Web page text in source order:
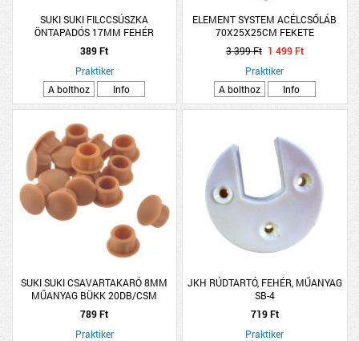
SUKI SUKI FILCCSÚSZKA
ÖNTAPADÓS 17MM FEHÉR
20DB/CSM
389 Ft
Praktiker
A bolthoz
Info
ELEMENT SYSTEM ACÉLCSŐLÁB
70X25X25CM FEKETE
3 399 Ft 1 499 Ft
Praktiker
A bolthoz
Info
SUKI SUKI CSAVARTAKARÓ 8MM
MŰANYAG BÜKK 20DB/CSM
789 Ft
Praktiker
JKH RÚDTARTÓ, FEHÉR, MŰANYAG
SB-4
719 Ft
Praktiker